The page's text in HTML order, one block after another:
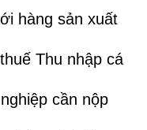
hàng sản xuất
Thu nhập cá
cần nộp